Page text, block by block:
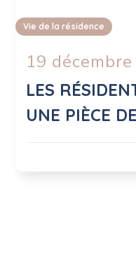
Vie de la résidence
19
LES
UNE PIÈCE